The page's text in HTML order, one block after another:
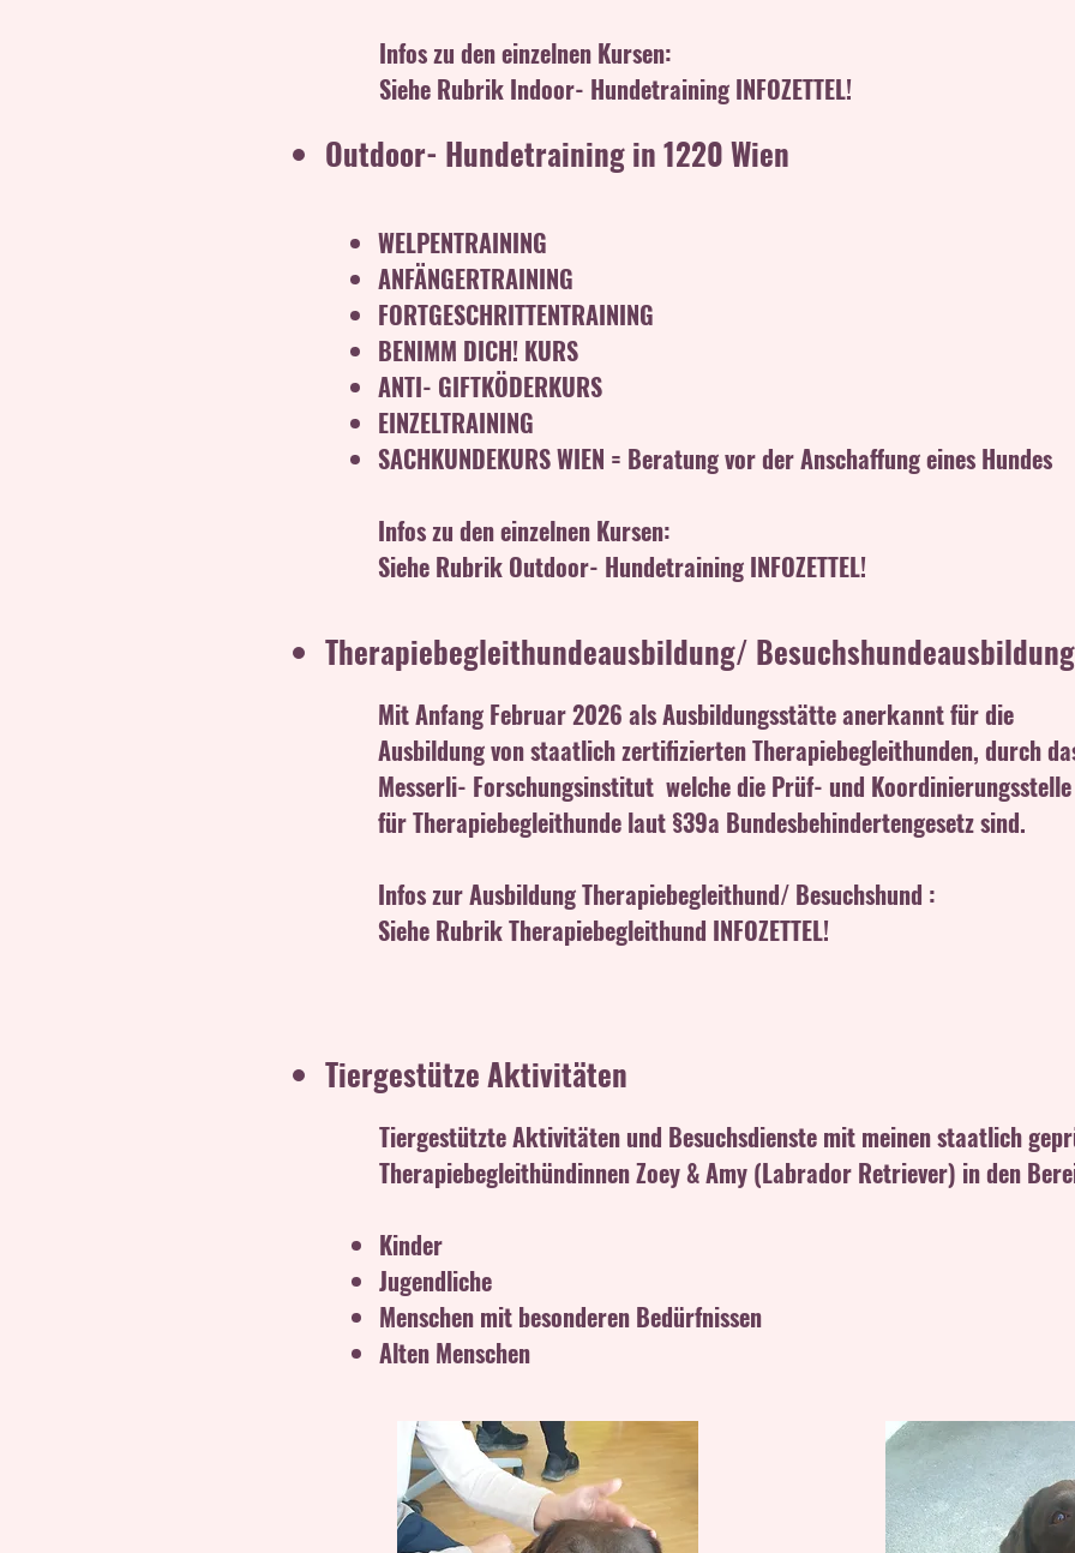
Infos zu den einzelnen Kursen:
Siehe Rubrik Indoor- Hundetraining INFOZETTEL!
Outdoor- Hundetraining in 1220 Wien
WELPENTRAINING
ANFÄNGERTRAINING
FORTGESCHRITTENTRAINING
BENIMM DICH! KURS
ANTI- GIFTKÖDERKURS
EINZELTRAINING
SACHKUNDEKURS WIEN = Beratung vor der Anschaffung eines Hundes
Infos zu den einzelnen Kursen:
Siehe Rubrik Outdoor- Hundetraining INFOZETTEL!
Therapiebegleithundeausbildung/ Besuchshundeausbildung
Mit Anfang Februar 2026 als Ausbildungsstätte anerkannt für die
Ausbildung von staatlich zertifizierten Therapiebegleithunden, durch
Messerli- Forschungsinstitut welche die Prüf- und Koordinierungsstelle
für Therapiebegleithunde laut §39a Bundesbehindertengesetz sind.
Infos zur Ausbildung Therapiebegleithund/ Besuchshund :
Siehe Rubrik Therapiebegleithund INFOZETTEL!
Tiergestütze Aktivitäten
Tiergestützte Aktivitäten und Besuchsdienste mit meinen staatlich
Therapiebegleithündinnen Zoey & Amy (Labrador Retriever) in den
Kinder
Jugendliche
Menschen mit besonderen Bedürfnissen
Alten Menschen